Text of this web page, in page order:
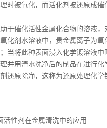
时被氧化，而活化剂被还原成
催化活性金属化合物的溶液，
化剂水溶液中，贵金属离子为
当将此种表面浸入化学镀溶液中
用清水洗净后的制品在进行化
还原除净，这称为还原处理化
活性剂在金属清洗中的应用